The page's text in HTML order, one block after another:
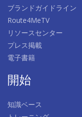
ブランドガイドライン
Route4MeTV
リソースセンター
プレス掲載
電子書籍
開始
知識ベース